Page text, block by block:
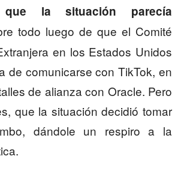
que la situación parecía
todo luego de que el Comité
en los Estados Unidos
de comunicarse con TikTok, en
de alianza con Oracle. Pero
que la situación decidió tomar
dándole un respiro a la